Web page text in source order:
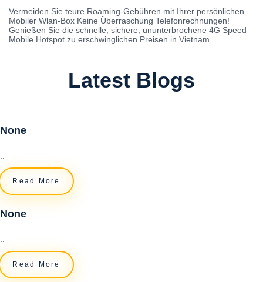
Vermeiden Sie teure Roaming-Gebühren mit Ihrer persönlichen
Mobiler Wlan-Box Keine Überraschung Telefonrechnungen!
Genießen Sie die schnelle, sichere, ununterbrochene 4G Speed ​​
Mobile Hotspot zu erschwinglichen Preisen in Vietnam
Latest Blogs
None
Read More
None
Read More